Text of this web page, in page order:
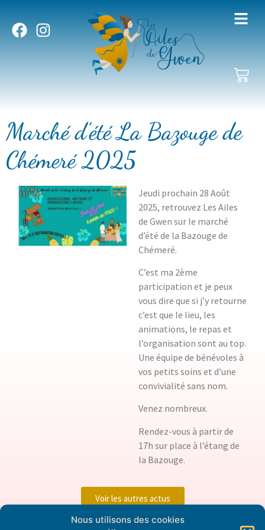
Nous utilisons des cookies
Marché d’été La Bazouge de
Chémeré 2025
Jeudi prochain 28 Août
2025, retrouvez Les Ailes
de Gwen sur le marché
d’été de la Bazouge de
Chémeré.
C’est ma 2ème
participation et je peux
vous dire que si j’y retourne
c’est que le lieu, les
animations, le repas et
l’organisation sont au top.
Une équipe de bénévoles à
vos petits soins et d’une
convivialité sans nom.
Venez nombreux.
Rendez-vous à partir de
17h sur place à l’étang de
la Bazouge.
Voir les autres actus